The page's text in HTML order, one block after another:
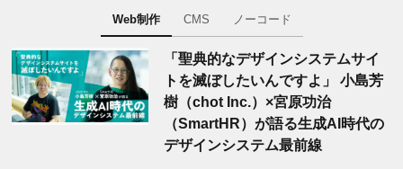
Web制作 CMS ノーコード
「聖典的なデザインシステムサイ
トを滅ぼしたいんですよ」 小島芳
樹（chot Inc.）×宮原功治
（SmartHR）が語る生成AI時代の
デザインシステム最前線